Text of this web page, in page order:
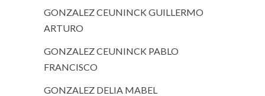
GONZALEZ CEUNINCK GUILLERMO
ARTURO
GONZALEZ CEUNINCK PABLO
FRANCISCO
GONZALEZ DELIA MABEL